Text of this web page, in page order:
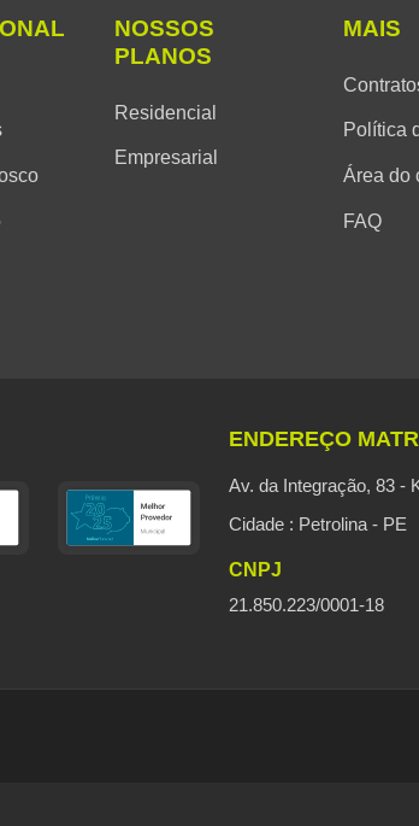
NOSSOS
PLANOS
Residencial
Empresarial
MAIS
Política
Área do
FAQ
ENDEREÇO
Av. da Integração, 83 -
Cidade : Petrolina - PE
CNPJ
21.850.223/0001-18